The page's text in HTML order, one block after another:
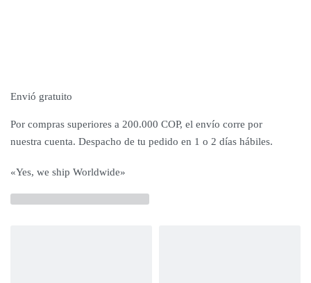
Envió gratuito
Por compras superiores a 200.000 COP, el envío corre por
nuestra cuenta. Despacho de tu pedido en 1 o 2 días hábiles.
«Yes, we ship Worldwide»